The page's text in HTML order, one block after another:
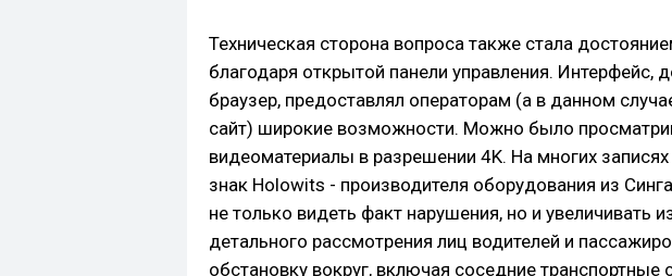
Техническая сторона вопроса также стала
благодаря открытой панели управления. Интерфейс,
браузер, предоставлял операторам (а в данном
сайт) широкие возможности. Можно было
видеоматериалы в разрешении 4K. На многих записях
знак Holowits - производителя оборудования из
не только видеть факт нарушения, но и увеличивать
детального рассмотрения лиц водителей и
обстановку вокруг, включая соседние транспортные